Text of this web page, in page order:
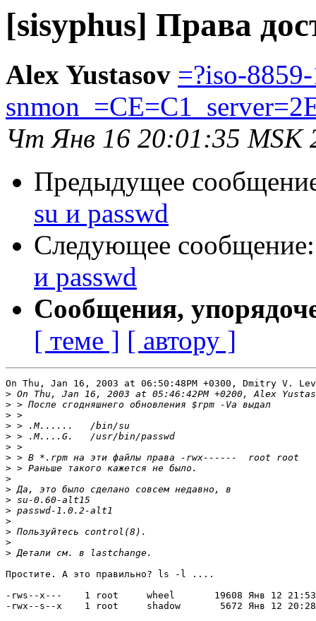
[sisyphus] Права
Alex Yustasov =?iso-
Чт Янв 16 20:01:35 MSK
Предыдущее
su и passwd
Следующее
и passwd
Сообщения,
[ теме ] [ автору ]
On Thu, Jan 16, 2003 at 06:50:48PM +0300, Dmitry V.
>
>
>
>
>
>
>
>
>
>
>
>
>
>
>
>
Простите. А это правильно? ls -l ....
-rws--x---    1 root     wheel       19608 Янв 12
-rwx--s--x    1 root     shadow       5672 Янв 12 20:28